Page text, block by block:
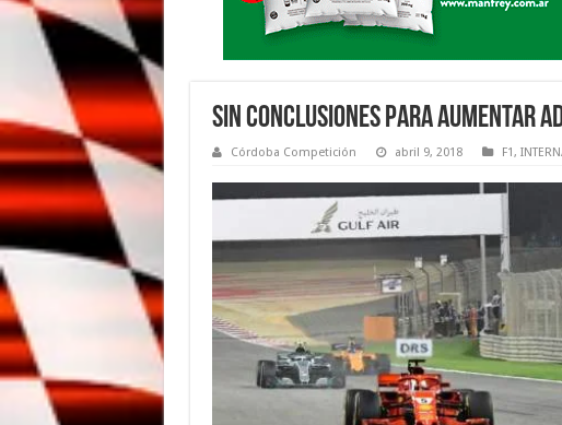
SIN CONCLUSIONES PARA AUMENTAR
Córdoba Competición abril 9, 2018 F1,